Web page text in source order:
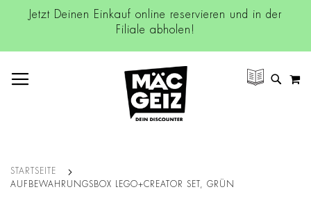
Jetzt Deinen Einkauf online reservieren und in der
Filiale abholen!
SUCHE
STARTSEITE
AUFBEWAHRUNGSBOX LEGO+CREATOR SET, GRÜN